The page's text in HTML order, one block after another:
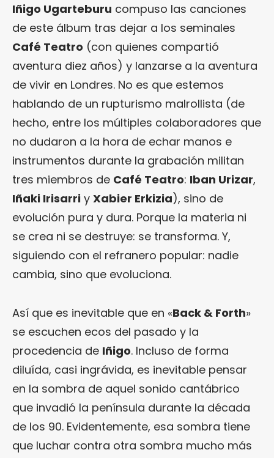
Iñigo Ugarteburu compuso las canciones
de este álbum tras dejar a los seminales
Café Teatro (con quienes compartió
aventura diez años) y lanzarse a la aventura
de vivir en Londres. No es que estemos
hablando de un rupturismo malrollista (de
hecho, entre los múltiples colaboradores que
no dudaron a la hora de echar manos e
instrumentos durante la grabación militan
tres miembros de Café Teatro: Iban Urizar,
Iñaki Irisarri y Xabier Erkizia), sino de
evolución pura y dura. Porque la materia ni
se crea ni se destruye: se transforma. Y,
siguiendo con el refranero popular: nadie
cambia, sino que evoluciona.
Así que es inevitable que en «Back & Forth»
se escuchen ecos del pasado y la
procedencia de Iñigo. Incluso de forma
diluída, casi ingrávida, es inevitable pensar
en la sombra de aquel sonido cantábrico
que invadió la península durante la década
de los 90. Evidentemente, esa sombra tiene
que luchar contra otra sombra mucho más